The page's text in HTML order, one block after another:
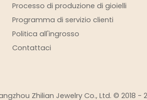
Processo di produzione di gioielli
Programma di servizio clienti
Politica all'ingrosso
Contattaci
Zhilian Jewelry Co., Ltd. © 2018 -